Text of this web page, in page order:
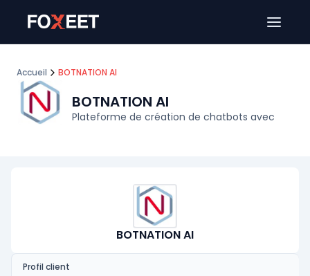
Accueil BOTNATION AI
BOTNATION AI
Plateforme de création de chatbots avec
BOTNATION AI
Profil client